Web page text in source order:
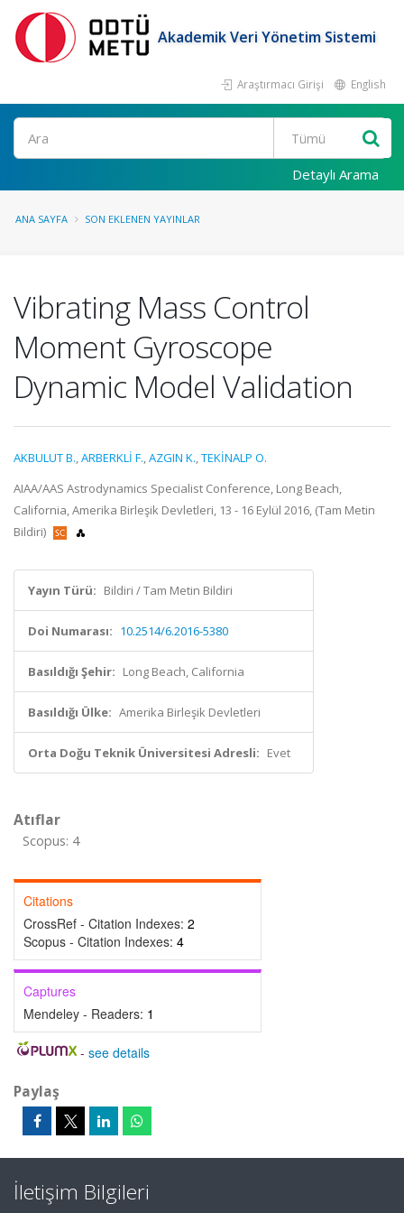
Akademik Veri Yönetim Sistemi
Araştırmacı Girişi English
Ara
Detaylı Arama
ANA SAYFA SON EKLENEN YAYINLAR
Vibrating Mass Control
Moment Gyroscope
Dynamic Model Validation
AKBULUT B.,ARBERKLİ F.,AZGIN K.,TEKİNALP O.
AIAA/AAS Astrodynamics Specialist Conference, Long Beach,
California, Amerika Birleşik Devletleri, 13 - 16 Eylül 2016, (Tam Metin
Bildiri)
Yayın Türü: Bildiri / Tam Metin Bildiri
Doi Numarası: 10.2514/6.2016-5380
Basıldığı Şehir: Long Beach, California
Basıldığı Ülke: Amerika Birleşik Devletleri
Orta Doğu Teknik Üniversitesi Adresli: Evet
Atıflar
Scopus: 4
Citations
CrossRef - Citation Indexes: 2
Scopus - Citation Indexes: 4
Captures
Mendeley - Readers: 1
- see details
Paylaş
İletişim Bilgileri